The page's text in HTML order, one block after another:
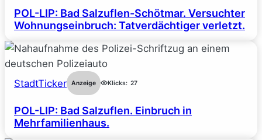
POL-LIP: Bad Salzuflen-Schötmar. Versuchter
Wohnungseinbruch: Tatverdächtiger verletzt.
StadtTicker Anzeige Klicks: 27
POL-LIP: Bad Salzuflen. Einbruch in
Mehrfamilienhaus.